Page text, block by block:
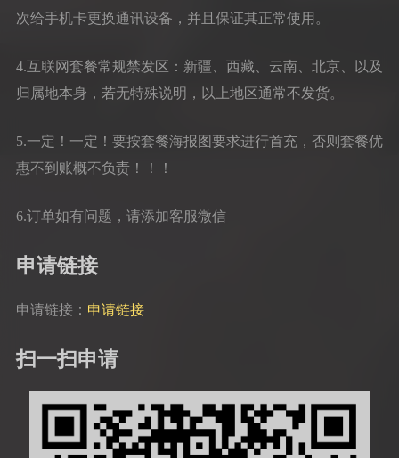
次给手机卡更换通讯设备，并且保证其正常使用。
4.互联网套餐常规禁发区：新疆、西藏、云南、北京、以及
归属地本身，若无特殊说明，以上地区通常不发货。
5.一定！一定！要按套餐海报图要求进行首充，否则套餐优
惠不到账概不负责！！！
6.订单如有问题，请添加客服微信
申请链接
申请链接： 申请链接
扫一扫申请